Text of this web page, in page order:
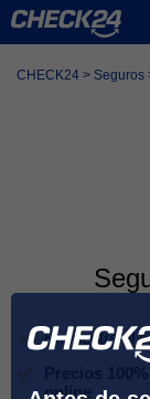
CHECK24 > Seguros
Encuentra el
online
Quiénes somos|
|
check24.es